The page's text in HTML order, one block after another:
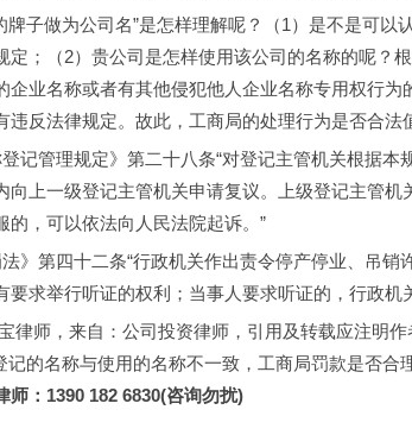
牌子做为公司名”是怎样理解呢？（1）是不是可
定；（2）贵公司是怎样使用该公司的名称的呢？
企业名称或者有其他侵犯他人企业名称专用权行为
违反法律规定。故此，工商局的处理行为是否合法
记管理规定》第二十八条“对登记主管机关根据
向上一级登记主管机关申请复议。上级登记主管
的，可以依法向人民法院起诉。”
》第四十二条“行政机关作出责令停产停业、吊
要求举行听证的权利；当事人要求听证的，行政机
律师，来自：公司投资律师，引用及转载应注明作
记的名称与使用的名称不一致，工商局罚款是否合
师：1390 182 6830(咨询勿扰)